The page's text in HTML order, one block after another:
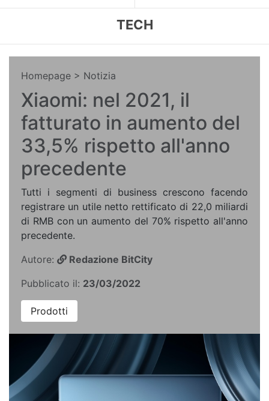
TECH
Homepage > Notizia
Xiaomi: nel 2021, il
fatturato in aumento del
33,5% rispetto all'anno
precedente
Tutti i segmenti di business crescono facendo
registrare un utile netto rettificato di 22,0 miliardi
di RMB con un aumento del 70% rispetto all'anno
precedente.
Autore:
Redazione BitCity
Pubblicato il: 23/03/2022
Prodotti